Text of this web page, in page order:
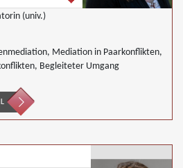
(univ.)
Mediation in Paarkonflikten,
Begleiteter Umgang